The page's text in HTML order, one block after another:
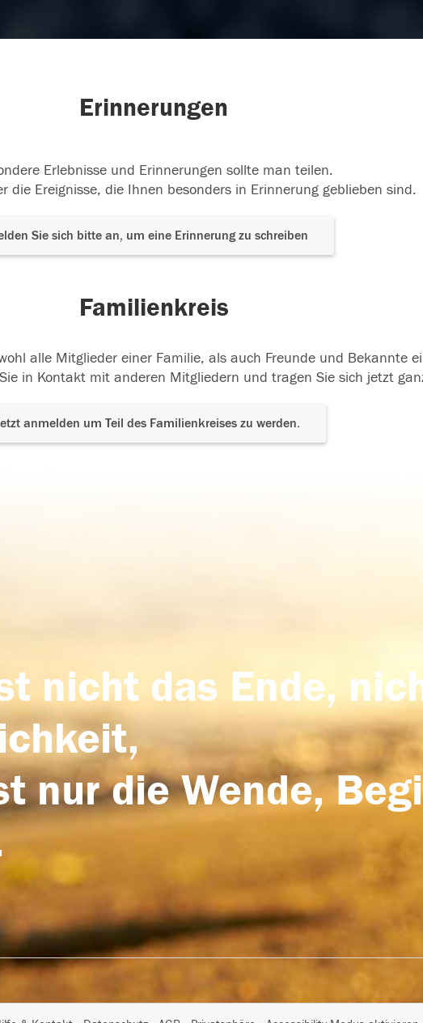
Erinnerungen
Erlebnisse und Erinnerungen sollte man teilen.
die Ereignisse, die Ihnen besonders in Erinnerung geblieben sind.
Sie sich bitte an, um eine Erinnerung zu schreiben
Familienkreis
alle Mitglieder einer Familie, als auch Freunde und Bekannte
in Kontakt mit anderen Mitgliedern und tragen Sie sich jetzt
anmelden um Teil des Familienkreises zu werden.
nicht das Ende,
nur die Wende,